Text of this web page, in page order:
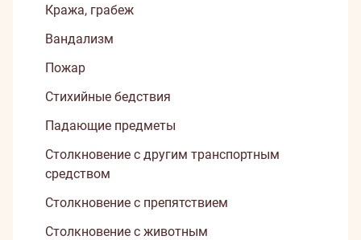
Кража, грабеж
Вандализм
Пожар
Стихийные бедствия
Падающие предметы
Столкновение с другим транспортным
средством
Столкновение с препятствием
Столкновение с животным